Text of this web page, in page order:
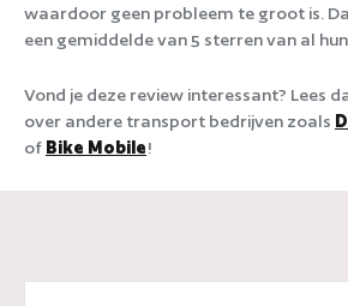
waardoor geen probleem te groot is.
een gemiddelde van 5 sterren van al
Vond je deze review interessant? Lees
over andere transport bedrijven zoals
of Bike Mobile!